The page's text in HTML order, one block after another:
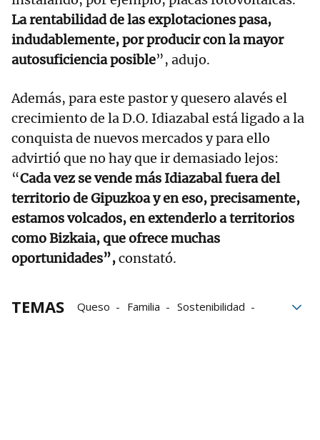
La rentabilidad de las explotaciones pasa,
indudablemente, por producir con la mayor
autosuficiencia posible”, adujo.
Además, para este pastor y quesero alavés el
crecimiento de la D.O. Idiazabal está ligado a la
conquista de nuevos mercados y para ello
advirtió que no hay que ir demasiado lejos:
“Cada vez se vende más Idiazabal fuera del
territorio de Gipuzkoa y en eso, precisamente,
estamos volcados, en extenderlo a territorios
como Bizkaia, que ofrece muchas
oportunidades”,constató.
TEMAS Queso Familia
Sostenibilidad